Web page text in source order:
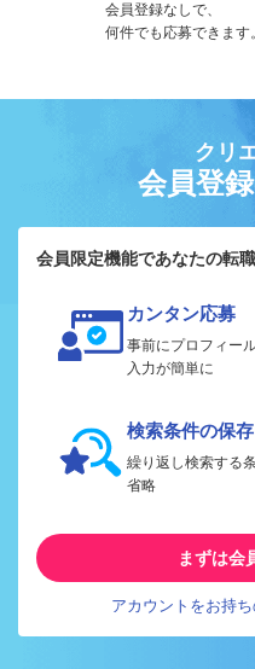
会員登録なしで、
何件でも応募できます。
クリ
会員登
会員限定機能であなたの転
カンタン応募
事前にプロフィー
入力が簡単に
検索条件の保存
繰り返し検索する
省略
まずは会
アカウントをお持